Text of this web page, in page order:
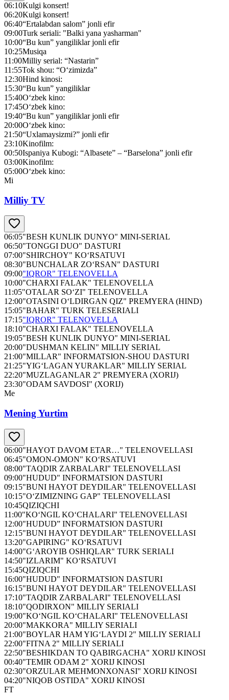
06:10Kulgi konsert!
06:20Kulgi konsert!
06:40“Ertalabdan salom” jonli efir
09:00Turk seriali: "Balki yana yasharman"
10:00“Bu kun” yangiliklar jonli efir
10:25Musiqa
11:00Milliy serial: “Nastarin”
11:55Tok shou: “O‘zimizda”
12:30Hind kinosi:
15:30“Bu kun” yangiliklar
15:40O‘zbek kino:
17:45O‘zbek kino:
19:40“Bu kun” yangiliklar jonli efir
20:00O‘zbek kino:
21:50“Uxlamaysizmi?” jonli efir
23:10Kinofilm:
00:50Ispaniya Kubogi: “Albasete” – “Barselona” jonli efir
03:00Kinofilm:
05:00O‘zbek kino:
Mi
Milliy TV
06:05"BESH KUNLIK DUNYO" MINI-SERIAL
06:50"TONGGI DUO" DASTURI
07:00"SHIRCHOY" KO‘RSATUVI
08:30"BUNCHALAR ZO‘RSAN" DASTURI
09:00"IQROR" TELENOVELLA
10:00"CHARXI FALAK" TELENOVELLA
11:05"OTALAR SO‘ZI" TELENOVELLA
12:00"OTASINI O‘LDIRGAN QIZ" PREMYERA (HIND)
15:05"BAHAR" TURK TELESERIALI
17:15"IQROR" TELENOVELLA
18:10"CHARXI FALAK" TELENOVELLA
19:05"BESH KUNLIK DUNYO" MINI-SERIAL
20:00"DUSHMAN KELIN" MILLIY SERIAL
21:00"MILLAR" INFORMATSION-SHOU DASTURI
21:25"YIG‘LAGAN YURAKLAR" MILLIY SERIAL
22:20"MUZLAGANLAR 2" PREMYERA (XORIJ)
23:30"ODAM SAVDOSI" (XORIJ)
Me
Mening Yurtim
06:00"HAYOT DAVOM ETAR…" TELENOVELLASI
06:45"OMON-OMON" KO‘RSATUVI
08:00"TAQDIR ZARBALARI" TELENOVELLASI
09:00"HUDUD" INFORMATSION DASTURI
09:15"BUNI HAYOT DEYDILAR" TELENOVELLASI
10:15"O‘ZIMIZNING GAP" TELENOVELLASI
10:45QIZIQCHI
11:00"KO‘NGIL KO‘CHALARI" TELENOVELLASI
12:00"HUDUD” INFORMATSION DASTURI
12:15"BUNI HAYOT DEYDILAR" TELENOVELLASI
13:20"GAPIRING" KO‘RSATUVI
14:00"G‘AROYIB OSHIQLAR" TURK SERIALI
14:50"IZLARIM" KO‘RSATUVI
15:45QIZIQCHI
16:00"HUDUD" INFORMATSION DASTURI
16:15"BUNI HAYOT DEYDILAR" TELENOVELLASI
17:10"TAQDIR ZARBALARI" TELENOVELLASI
18:10"QODIRXON" MILLIY SERIALI
19:00"KO‘NGIL KO‘CHALARI" TELENOVELLASI
20:00"MAKKORA" MILLIY SERIALI
21:00"BOYLAR HAM YIG‘LAYDI 2" MILLIY SERIALI
22:00"FITNA 2" MILLIY SERIALI
22:50"BESHIKDAN TO QABIRGACHA" XORIJ KINOSI
00:40"TEMIR ODAM 2" XORIJ KINOSI
02:30"ORZULAR MEHMONXONASI" XORIJ KINOSI
04:20"NIQOB OSTIDA" XORIJ KINOSI
FT